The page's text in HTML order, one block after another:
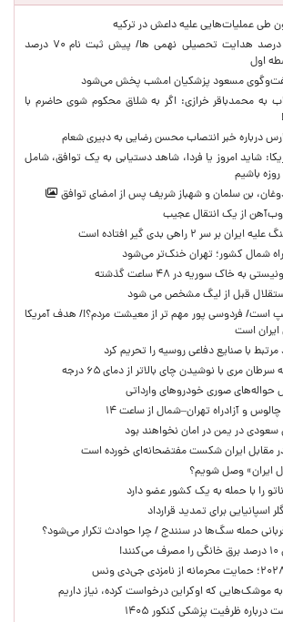
صدور بیش از ۹۰ درصد هدایت تحصیلی نهمی ها/ پیش ثبت نام ۷۰ درصد
اول
مسعود پزشکیان امشب پخش می‌شود
به محمدباقر خرازی: اگر به شلاق محکوم شوی حاضرم با
درباره خبر انتصاب محسن رضایی به دبیری شعام
شاید امروز یا فردا، شاهد دستیابی به یک توافق، شامل
بن ‌سلمان و شهباز شریف پس از امضای توافق
سر ۲ راهی بدی گیر افتاده است
راه شمال کشور؛ تهران خنک‌تر می‌شود
قبل از لیگ مشخص می شود
است/ فردوسی پور مهم تر از معیشت مردم؟!/ هدف آمریکا
است
مری با نوشیدن چای بالاتر از دمای ۶۵ درجه
حواله‌های صوری خودروهای وارداتی
و آزادراه تهران–شمال از ساعت ۱۴
سعودی در یمن در امان نخواهند بود
مقابل ایران شکست مفتضحانه‌ای خورده است
ایران» وصل شویم؟
را با حمله به یک کشور عضو دارد
اسپانیایی برای تمدید قرارداد
موشک‌هایی که اوکراین درخواست کرده، نیاز داریم
ظرفیت پزشکی کنکور ۱۴۰۵